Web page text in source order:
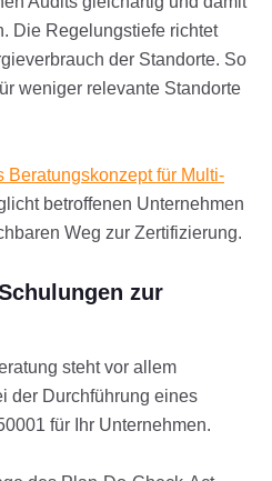
Die Regelungstiefe richtet
der Standorte. So
weniger relevante Standorte
Beratungskonzept für Multi-
betroffenen Unternehmen
Weg zur Zertifizierung.
zur
steht vor allem
der Durchführung eines
für Ihr Unternehmen.